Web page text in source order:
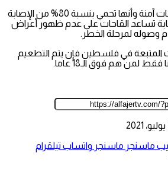
وشدد الأسعد بأن اللقاحات آمنة وأنها تحمي بنسبة 80% من الإصابة
تساعد القاحات على عدم ظهور أعراض
وصوله لمرحلة الخطر.
المتبعة في فلسطين فإن يتم التطعيم
لمن هم فوق الـ18 عاما.
ماسنجر ماسنجر واتساب تيلقرام